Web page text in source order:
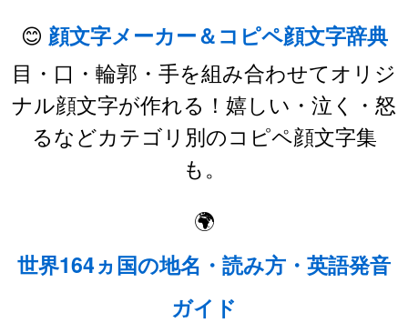
😊 顔文字メーカー＆コピペ顔文字辞典
目・口・輪郭・手を組み合わせてオリジ
ナル顔文字が作れる！嬉しい・泣く・怒
るなどカテゴリ別のコピペ顔文字集
も。
🌍
世界164ヵ国の地名・読み方・英語発音
ガイド